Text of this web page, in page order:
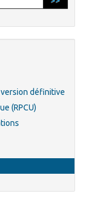
définitive
(RPCU)